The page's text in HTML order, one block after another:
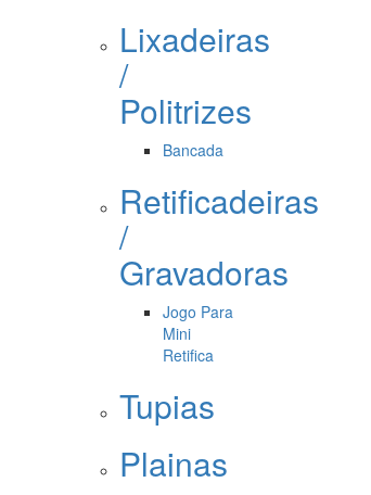
Lixadeiras
/
Politrizes
Bancada
Retificadeiras
/
Gravadoras
Jogo Para
Mini
Retifica
Tupias
Plainas